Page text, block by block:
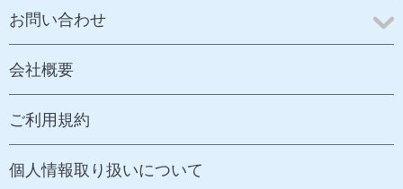
お問い合わせ
会社概要
ご利用規約
個人情報取り扱いについて